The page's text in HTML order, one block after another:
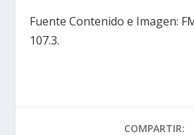
Fuente Contenido e Imagen:
107.3.
COMPARTIR: